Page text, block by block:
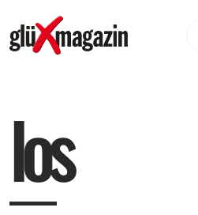
los